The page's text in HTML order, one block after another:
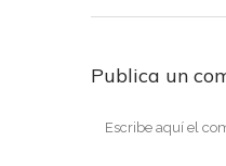
Publica un